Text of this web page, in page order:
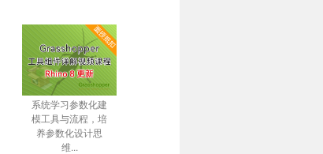
系统学习参数化建
模工具与流程，培
养参数化设计思
维...